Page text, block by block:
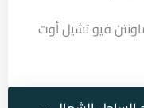
فيو تشيل أوت